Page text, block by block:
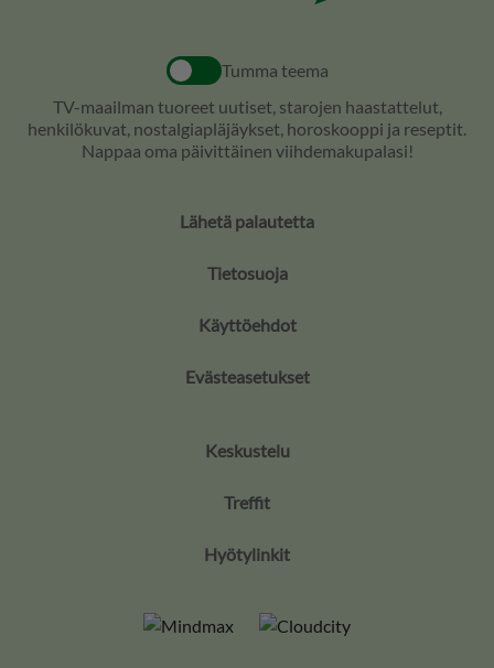
Tumma teema
TV-maailman tuoreet uutiset, starojen haastattelut,
henkilökuvat, nostalgiapläjäykset, horoskooppi ja reseptit.
Nappaa oma päivittäinen viihdemakupalasi!
Lähetä palautetta
Tietosuoja
Käyttöehdot
Evästeasetukset
Keskustelu
Treffit
Hyötylinkit